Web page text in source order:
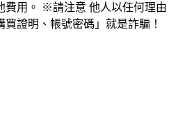
費用。 ※請注意 他人以任何理由
證明、帳號密碼」就是詐騙！